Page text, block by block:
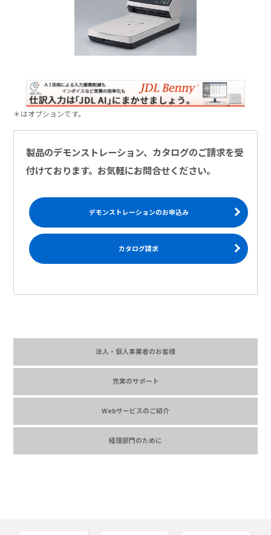
＊はオプションです。
製品のデモンストレーション、カタログのご請求を受
付けております。お気軽にお問合せください。
デモンストレーションのお申込み
カタログ請求
法人・個人事業者のお客様
充実のサポート
Webサービスのご紹介
経理部門のために